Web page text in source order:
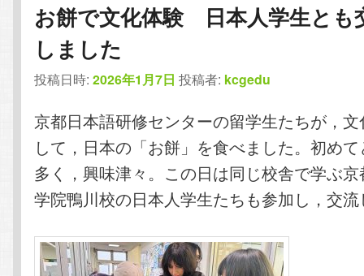
お餅で文化体験 日本人学生とも
しました
投稿日時:2026年1月7日 投稿者: kcgedu
京都日本語研修センターの留学生たちが，
して，日本の「お餅」を食べました。初め
多く，興味津々。この日は同じ校舎で学ぶ
学院鴨川校の日本人学生たちも参加し，交